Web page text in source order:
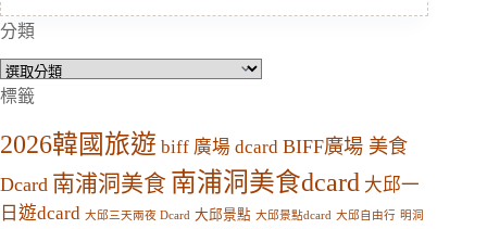
分類
分
類
標籤
2026韓國旅遊 biff 廣場 dcard BIFF廣場 美食
Dcard 南浦洞美食 南浦洞美食dcard 大邱一
日遊dcard 大邱三天兩夜 Dcard 大邱景點 大邱景點dcard 大邱自由行 明洞